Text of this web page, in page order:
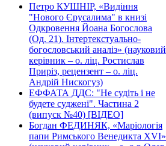
Петро КУШНІР, «Видіння
"Нового Єрусалима" в книзі
Одкровення Йоана Богослова
(Од. 21). Інтертекстуально-
богословський аналіз» (науковий
керівник – о. ліц. Ростислав
Приріз, рецензент – о. ліц.
Андрій Нискогуз)
ЕФФАТА ДДС: "Не судіть і не
будете суджені". Частина 2
(випуск №40) [ВІДЕО]
Богдан ФЕДИНЯК, «Маріологія
папи Римського Венедикта XVI»